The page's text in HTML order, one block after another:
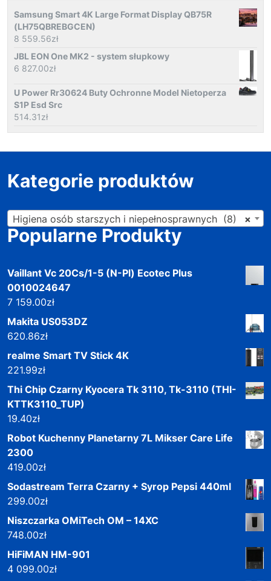
Samsung Smart 4K Large Format Display QB75R
(LH75QBREBGCEN)
8 559.56zł
JBL EON One MK2 - system słupkowy
6 827.00zł
U Power Rr30624 Buty Ochronne Model Nietoperza
S1P Esd Src
514.31zł
Kategorie produktów
×
Higiena osób starszych i niepełnosprawnych (8)
Popularne Produkty
Vaillant Vc 20Cs/1-5 (N-Pl) Ecotec Plus
0010024647
7 159.00zł
Makita US053DZ
620.86zł
realme Smart TV Stick 4K
221.99zł
Thi Chip Czarny Kyocera Tk 3110, Tk-3110 (THI-
KTTK3110_TUP)
19.40zł
Robot Kuchenny Planetarny 7L Mikser Care Life
2300
419.00zł
Sodastream Terra Czarny + Syrop Pepsi 440ml
299.00zł
Niszczarka OMiTech OM – 14XC
748.00zł
HiFiMAN HM-901
4 099.00zł